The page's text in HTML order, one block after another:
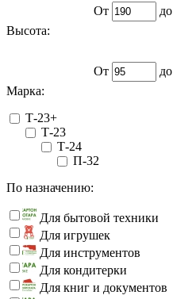
От до
Высота:
От до
Марка:
Т-23+
Т-23
Т-24
П-32
По назначению:
Для бытовой техники
Для игрушек
Для инструментов
Для кондитерки
Для книг и документов